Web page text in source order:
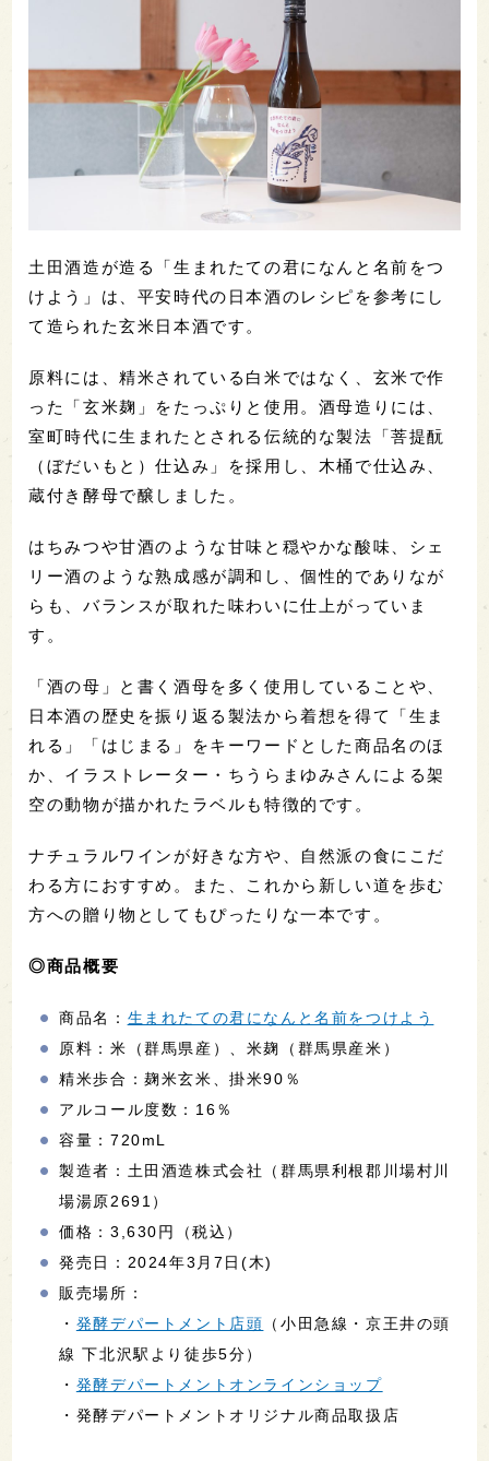
土田酒造が造る「生まれたての君になんと名前をつ
けよう」は、平安時代の日本酒のレシピを参考にし
て造られた玄米日本酒です。
原料には、精米されている白米ではなく、玄米で作
った「玄米麹」をたっぷりと使用。酒母造りには、
室町時代に生まれたとされる伝統的な製法「菩提酛
（ぼだいもと）仕込み」を採用し、木桶で仕込み、
蔵付き酵母で醸しました。
はちみつや甘酒のような甘味と穏やかな酸味、シェ
リー酒のような熟成感が調和し、個性的でありなが
らも、バランスが取れた味わいに仕上がっていま
す。
「酒の母」と書く酒母を多く使用していることや、
日本酒の歴史を振り返る製法から着想を得て「生ま
れる」「はじまる」をキーワードとした商品名のほ
か、イラストレーター・ちうらまゆみさんによる架
空の動物が描かれたラベルも特徴的です。
ナチュラルワインが好きな方や、自然派の食にこだ
わる方におすすめ。また、これから新しい道を歩む
方への贈り物としてもぴったりな一本です。
◎商品概要
商品名： 生まれたての君になんと名前をつけよう
原料：米（群馬県産）、米麹（群馬県産米）
精米歩合：麹米玄米、掛米90％
アルコール度数：16％
容量：720mL
製造者：土田酒造株式会社（群馬県利根郡川場村川
場湯原2691）
価格：3,630円（税込）
発売日：2024年3月7日(木)
販売場所：
・ 発酵デパートメント店頭 （小田急線・京王井の頭
線 下北沢駅より徒歩5分）
・ 発酵デパートメントオンラインショップ
・発酵デパートメントオリジナル商品取扱店